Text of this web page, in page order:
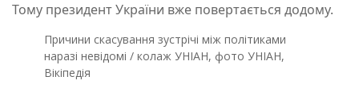
Тому президент України вже повертається додому.
Причини скасування зустрічі між політиками
наразі невідомі / колаж УНІАН, фото УНІАН,
Вікіпедія